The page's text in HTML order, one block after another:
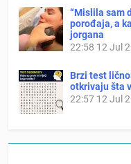
“Mislila sam
porođaja, a
jorgana
22:58 12 Jul
Brzi test
otkrivaju šta
22:57 12 Jul